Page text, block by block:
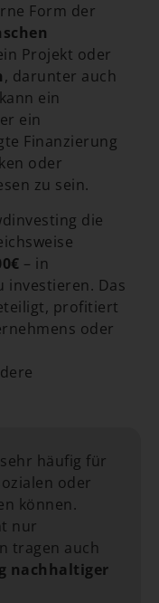
Form der
Projekt oder
, darunter auch
ein
ein
Finanzierung
oder
zu sein.
die
– in
investieren. Das
profitiert
oder
häufig für
oder
können.
nur
tragen auch
nachhaltiger